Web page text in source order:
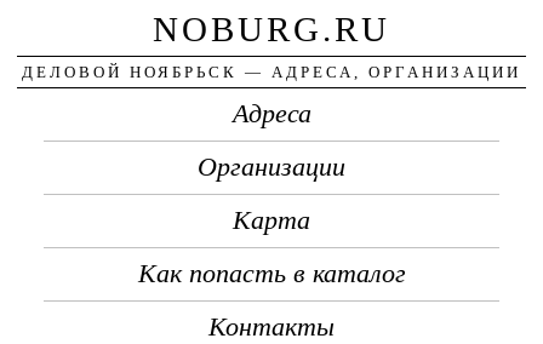
NOBURG.RU
ДЕЛОВОЙ НОЯБРЬСК — АДРЕСА, ОРГАНИЗАЦИИ
Адреса
Организации
Карта
Как попасть в каталог
Контакты